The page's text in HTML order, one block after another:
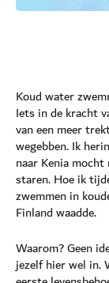
Koud water
Iets in de kracht
van een meer
wegebben. Ik
naar Kenia
staren. Hoe ik
zwemmen in
Finland waadde.
Waarom? Geen
jezelf hier wel in.